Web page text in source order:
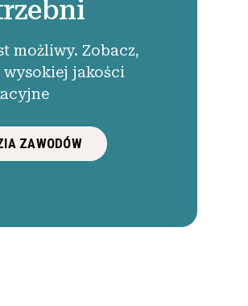
możliwy. Zobacz,
wysokiej jakości
ZAWODÓW